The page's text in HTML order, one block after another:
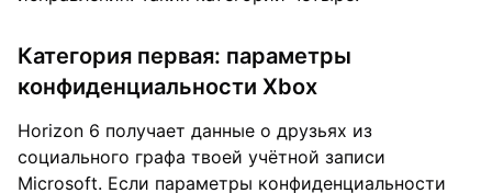
Категория первая: параметры
конфиденциальности Xbox
Horizon 6 получает данные о друзьях из
социального графа твоей учётной записи
Microsoft. Если параметры конфиденциальности